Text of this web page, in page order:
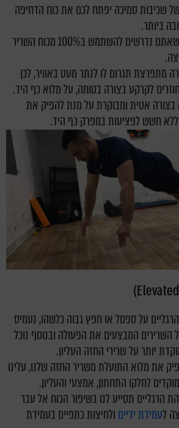
שכיבות סמיכה יפתח לכם את כוח הדחיפה
ביותר.
הסיבה לכך היא שאתם נדרשים להשתמש ב100% מכוח השריר
מתפרצת תגרום לו לנתר מעט באוויר, לכן
לקרקע בצורה בטוחה, על מלוא כף היד.
בצורה אטית ומבוקרת על מנת להפיק את
חשש לפציעות במפרק כף היד.
על ספסל או חפץ גבוה כלשהו, נעמיס
השרירים המבצעים את הפעולה ובנוסף נוכל
יותר על שרירי החזה העליון.
את מלוא התועלת משריר החזה שלנו, עלינו
לחלקו התחתון, אמצעי והעליון.
הרגליים תסייע לנו בשיפור הכוח אל עבר
לעמידת ידיים ולחיצות כתפיים בעמידת